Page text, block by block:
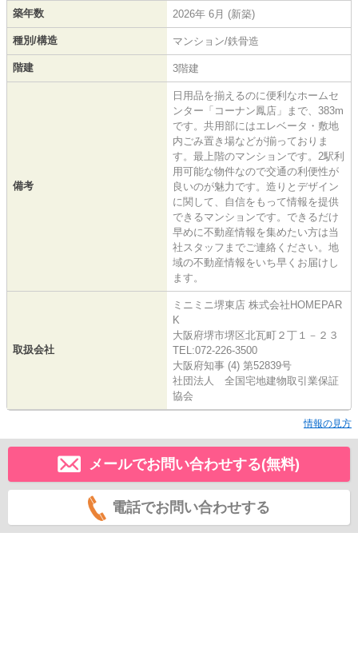
築年数 2026年 6月 (新築)
種別/構造 マンション/鉄骨造
階建 3階建
備考
日用品を揃えるのに便利なホームセ
ンター「コーナン鳳店」まで、383m
です。共用部にはエレベータ・敷地
内ごみ置き場などが揃っておりま
す。最上階のマンションです。2駅利
用可能な物件なので交通の利便性が
良いのが魅力です。造りとデザイン
に関して、自信をもって情報を提供
できるマンションです。できるだけ
早めに不動産情報を集めたい方は当
社スタッフまでご連絡ください。地
域の不動産情報をいち早くお届けし
ます。
取扱会社
ミニミニ堺東店 株式会社HOMEPAR
K
大阪府堺市堺区北瓦町２丁１－２３
TEL:072-226-3500
大阪府知事 (4) 第52839号
社団法人 全国宅地建物取引業保証
協会
情報の見方
メールでお問い合わせする(無料)
電話でお問い合わせする